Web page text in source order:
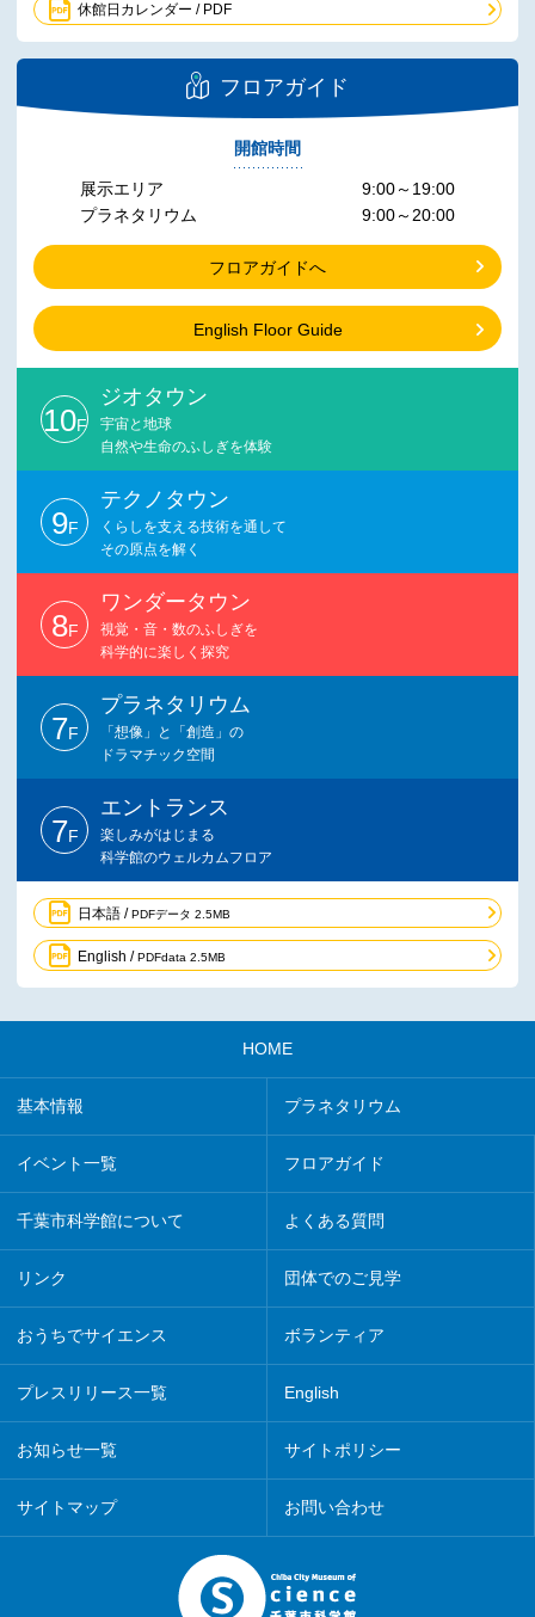
休館日カレンダー / PDF
フロアガイド
開館時間
展示エリア
プラネタリウム
9:00～19:00
9:00～20:00
フロアガイドへ
English Floor Guide
10F
ジオタウン
宇宙と地球
自然や生命のふしぎを体験
9F
テクノタウン
くらしを支える技術を通して
その原点を解く
8F
ワンダータウン
視覚・音・数のふしぎを
科学的に楽しく探究
7F
プラネタリウム
「想像」と「創造」の
ドラマチック空間
7F
エントランス
楽しみがはじまる
科学館のウェルカムフロア
日本語 /PDFデータ 2.5MB
English /PDFdata 2.5MB
HOME
基本情報 プラネタリウム
イベント一覧 フロアガイド
千葉市科学館について よくある質問
リンク 団体でのご見学
おうちでサイエンス ボランティア
プレスリリース一覧 English
お知らせ一覧 サイトポリシー
サイトマップ お問い合わせ